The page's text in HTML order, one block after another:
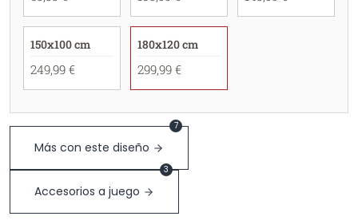
150x100 cm
249,99 €
180x120 cm
299,99 €
Más con este diseño
7
Accesorios a juego
3